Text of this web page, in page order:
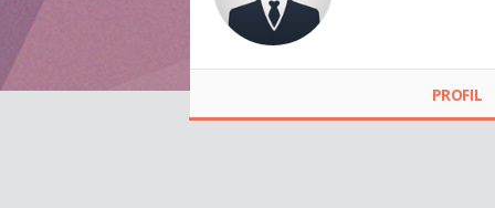
PROFIL